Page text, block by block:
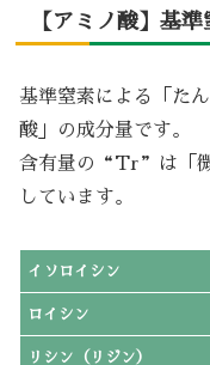
【アミノ酸】基
基準窒素による「た
酸」の成分量です。
含有量の“Tr”は「
しています。
イソロイシン
ロイシン
リシン（リジン）